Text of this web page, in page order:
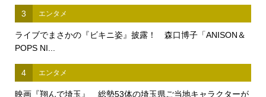
3 エンタメ
ライブでまさかの『ビキニ姿』披露！ 森口博子「ANISON＆
POPS NI...
4 エンタメ
映画『翔んで埼玉』 総勢53体の埼玉県ご当地キャラクターが